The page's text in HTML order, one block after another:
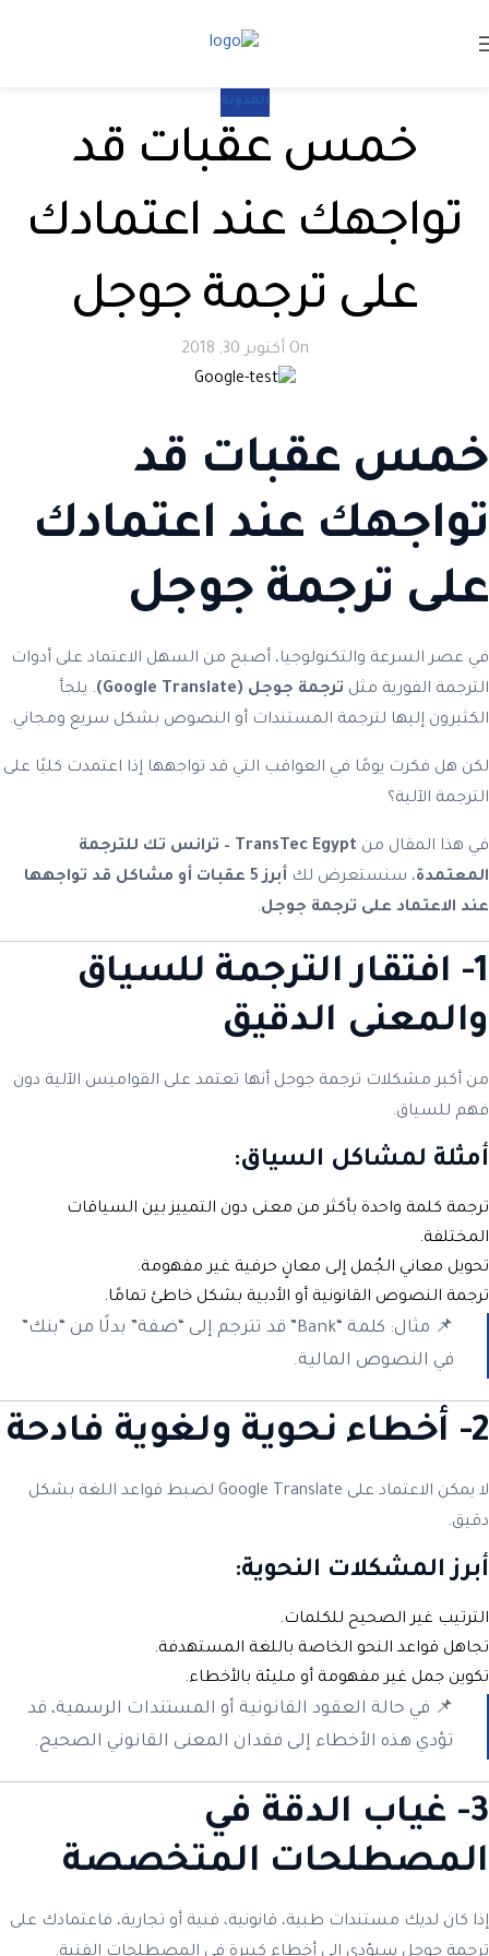
المدونة
خمس عقبات قد
تواجهك عند اعتمادك
على ترجمة جوجل
On أكتوبر 30, 2018
خمس عقبات قد
تواجهك عند اعتمادك
على ترجمة جوجل
في عصر السرعة والتكنولوجيا، أصبح من السهل الاعتماد على أدوات
الترجمة الفورية مثل ترجمة جوجل (Google Translate)
. يلجأ
الكثيرون إليها لترجمة المستندات أو النصوص بشكل سريع ومجاني.
لكن هل فكرت يومًا في العواقب التي قد تواجهها إذا اعتمدت كليًا على
الترجمة الآلية؟
في هذا المقال من
TransTec Egypt – ترانس تك للترجمة
المعتمدة، سنستعرض لك
أبرز 5 عقبات أو مشاكل قد تواجهها
عند الاعتماد على ترجمة جوجل.
1- افتقار الترجمة للسياق
والمعنى الدقيق
من أكبر مشكلات ترجمة جوجل أنها تعتمد على القواميس الآلية دون
فهم للسياق.
أمثلة لمشاكل السياق:
ترجمة كلمة واحدة بأكثر من معنى دون التمييز بين السياقات
المختلفة.
تحويل معاني الجُمل إلى معانٍ حرفية غير مفهومة.
ترجمة النصوص القانونية أو الأدبية بشكل خاطئ تمامًا.
📌 مثال: كلمة “Bank” قد تترجم إلى “ضفة” بدلًا من “بنك”
في النصوص المالية.
2- أخطاء نحوية ولغوية فادحة
لا يمكن الاعتماد على Google Translate لضبط قواعد اللغة بشكل
دقيق.
أبرز المشكلات النحوية:
الترتيب غير الصحيح للكلمات.
تجاهل قواعد النحو الخاصة باللغة المستهدفة.
تكوين جمل غير مفهومة أو مليئة بالأخطاء.
📌 في حالة العقود القانونية أو المستندات الرسمية، قد
تؤدي هذه الأخطاء إلى فقدان المعنى القانوني الصحيح.
3- غياب الدقة في
المصطلحات المتخصصة
إذا كان لديك مستندات طبية، قانونية، فنية أو تجارية، فاعتمادك على
ترجمة جوجل سيؤدي إلى أخطاء كبيرة في المصطلحات الفنية.